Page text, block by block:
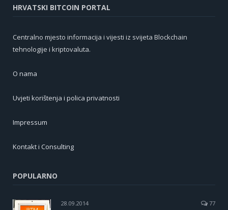
HRVATSKI BITCOIN PORTAL
Centralno mjesto informacija i vijesti iz svijeta Blockchain
tehnologije i kriptovaluta.
O nama
Uvjeti korištenja i polica privatnosti
Impressum
Kontakt i Consulting
POPULARNO
28.09.2014 77